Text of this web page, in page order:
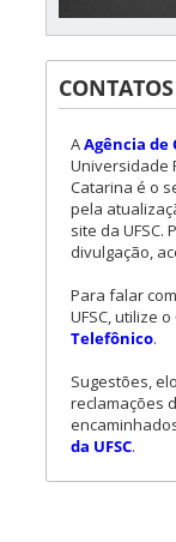
CONTATOS
AAgência de
Universidade
Catarina é o
pela
site da UFSC.
divulgação,
Para falar
UFSC, utilize o
Telefônico.
Sugestões,
reclamações
da UFSC.